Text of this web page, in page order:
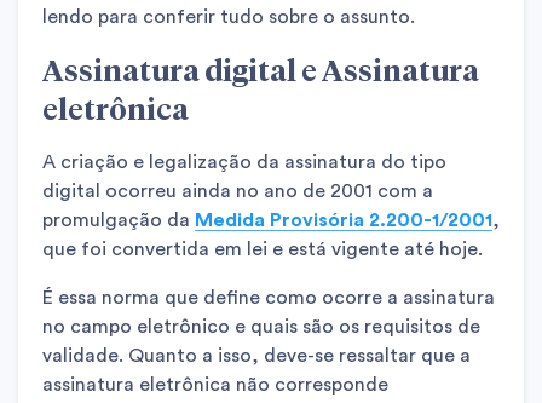
lendo para conferir tudo sobre o assunto.
Assinatura digital e Assinatura
eletrônica
A criação e legalização da assinatura do tipo
digital ocorreu ainda no ano de 2001 com a
promulgação da Medida Provisória 2.200-1/2001,
que foi convertida em lei e está vigente até hoje.
É essa norma que define como ocorre a assinatura
no campo eletrônico e quais são os requisitos de
validade. Quanto a isso, deve-se ressaltar que a
assinatura eletrônica não corresponde